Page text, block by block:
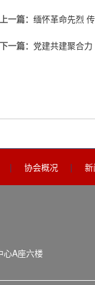
上一篇： 缅怀革命先烈
下一篇： 党建共建聚合
| 协会概况 |
心A座六楼